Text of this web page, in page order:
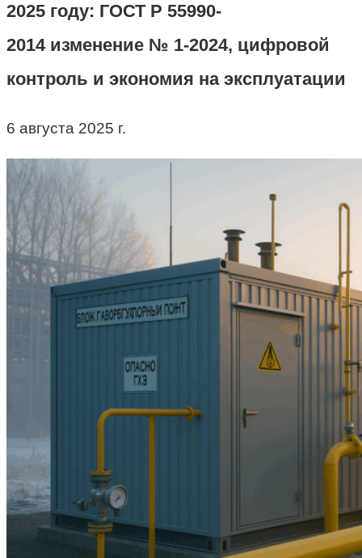
2025 году: ГОСТ Р 55990-
2014 изменение № 1-2024, цифровой
контроль и экономия на эксплуатации
6 августа 2025 г.